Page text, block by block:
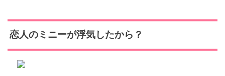
恋人のミニーが浮気したから？